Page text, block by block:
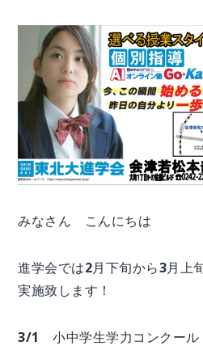
みなさん こんにちは
進学会では2月下旬から3月上
実施致します！
3/1 小中学生学力コンクール